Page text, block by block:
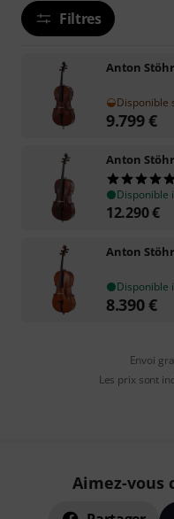
Filtres
Anton
Disponible
9.799€
Anton
Disponible
12.290€
Anton
Disponible
8.390€
Envoi
Les prix sont
Aimez-vous